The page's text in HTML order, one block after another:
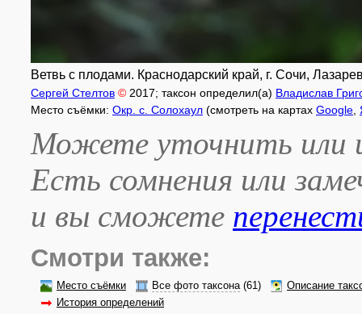
Ветвь с плодами. Краснодарский край, г. Сочи,
Сергей Стелтов © 2017; таксон определил(а) Владислав
Место съёмки: Окр. с. Солохаул (смотреть на картах Google
Можете уточнить или
Есть сомнения или
и вы сможете
Смотри также:
Место съёмки Все фото таксона(61)
Описание
История определений